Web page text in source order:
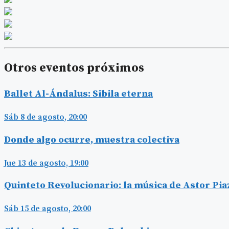
Otros eventos próximos
Ballet Al-Ándalus: Sibila eterna
Sáb 8 de agosto, 20:00
Donde algo ocurre, muestra colectiva
Jue 13 de agosto, 19:00
Quinteto Revolucionario: la música de Astor
Sáb 15 de agosto, 20:00